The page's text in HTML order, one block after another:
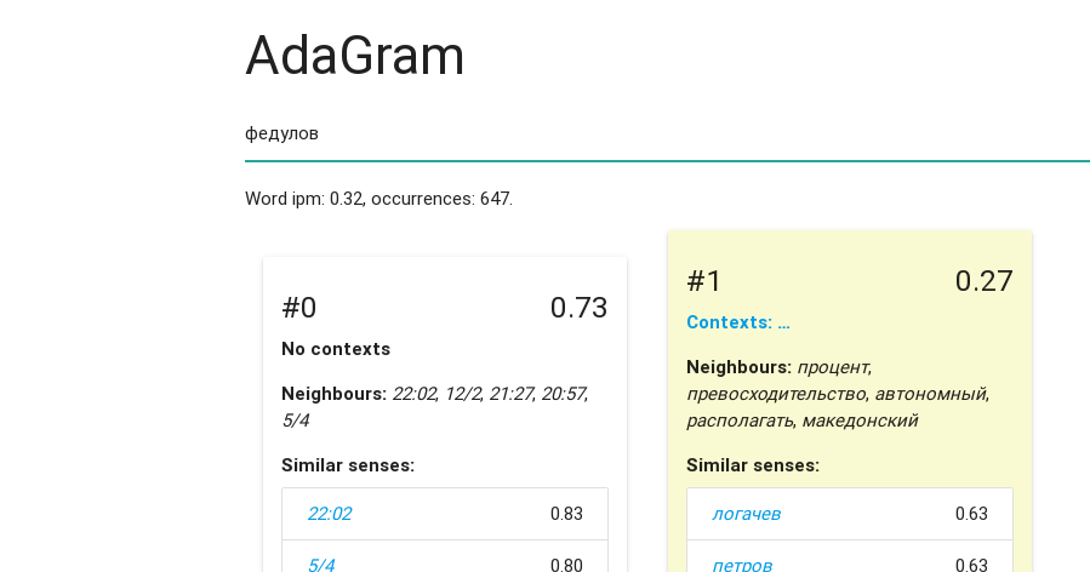
AdaGram
Word ipm: 0.32, occurrences: 647.
#0 0.73
No contexts
Neighbours: 22:02, 12/2, 21:27, 20:57,
5/4
Similar senses:
22:02 0.83
5/4 0.80
#1 0.27
Contexts: …
Neighbours: процент,
превосходительство, автономный,
располагать, македонский
Similar senses:
логачев 0.63
петров 0.63